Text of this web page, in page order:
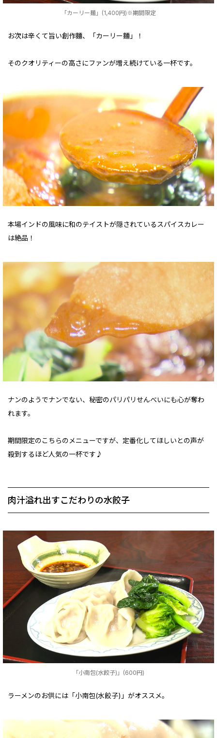
「カーリー麺」(1,400円)※期間限定
お次は辛くて旨い創作麵、「カーリー麵」！
そのクオリティーの高さにファンが増え続けている一杯です。
本場インドの風味に和のテイストが隠されているスパイスカレー
は絶品！
ナンのようでナンでない、秘密のパリパリせんべいにも心が奪わ
れます。
期間限定のこちらのメニューですが、定番化してほしいとの声が
殺到するほど人気の一杯です♪
肉汁溢れ出すこだわりの水餃子
「小南包(水餃子)」(600円)
ラーメンのお供には「小南包(水餃子)」がオススメ。